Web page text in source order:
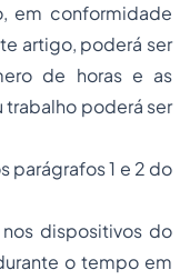
em conformidade
artigo, poderá ser
de horas e as
poderá ser
parágrafos 1 e 2 do
dispositivos do
o tempo em